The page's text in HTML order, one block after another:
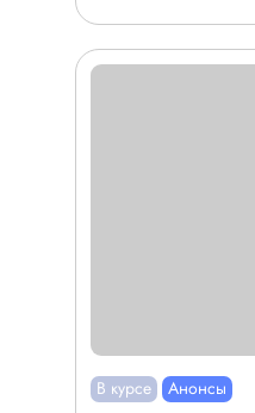
В курсе Анонсы